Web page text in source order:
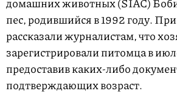
домашних животных (SIAC)
пес, родившийся в 1992 году.
рассказали журналистам, что
зарегистрировали питомца в
предоставив каких-либо
подтверждающих возраст.